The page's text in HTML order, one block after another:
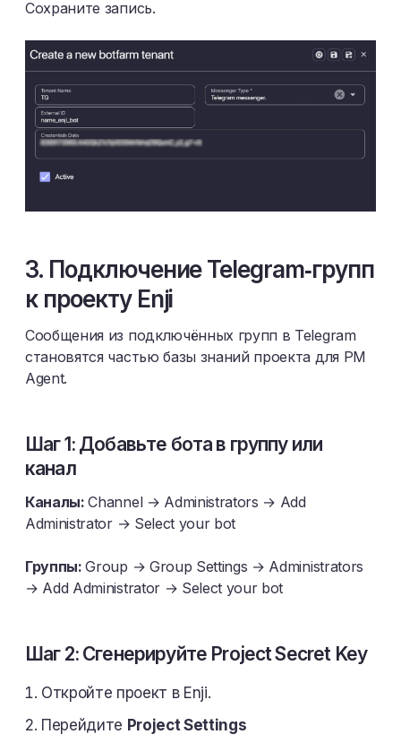
Сохраните запись.
3. Подключение Telegram‑групп
к проекту Enji
Сообщения из подключённых групп в Telegram
становятся частью базы знаний проекта для PM
Agent.
Шаг 1: Добавьте бота в группу или
канал
Каналы:Channel → Administrators → Add
Administrator → Select your bot
Группы:Group → Group Settings → Administrators
→ Add Administrator → Select your bot
Шаг 2: Сгенерируйте Project Secret Key
Откройте проект в Enji.
Перейдите Project Settings